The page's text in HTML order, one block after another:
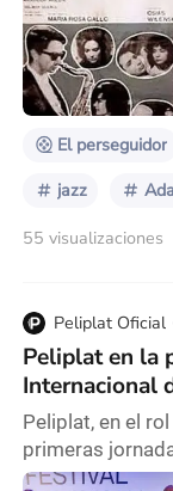
mamá" (el
armas
más queridos
más nombrado
El perseguidor
jazz
55 visualizaciones
Peliplat Oficial
Peliplat en la
Internacional
Peliplat, en el
primeras
Cine de Mar del